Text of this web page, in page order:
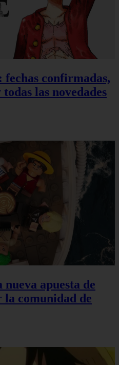
fechas confirmadas,
las novedades
apuesta de
comunidad de